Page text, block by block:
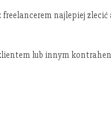
najlepiej zlecić
lub innym